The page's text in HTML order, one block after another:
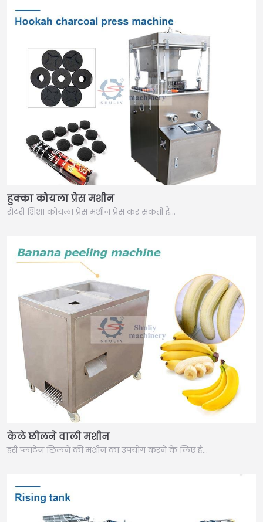
हुक्का कोयला प्रेस मशीन
रोटरी शिशा कोयला प्रेस मशीन प्रेस कर सकती है…
केले छीलने वाली मशीन
हरी प्लांटेन छिलने की मशीन का उपयोग करने के लिए है…